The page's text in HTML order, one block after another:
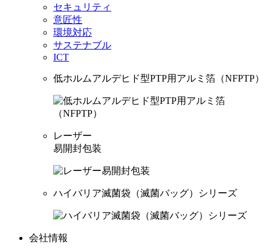
セキュリティ
意匠性
環境対応
サステナブル
ICT
低ホルムアルデヒド型PTP用アルミ箔（NFPTP）
レーザー
易開封包装
ハイバリア滅菌袋（滅菌バッグ）シリーズ
会社情報